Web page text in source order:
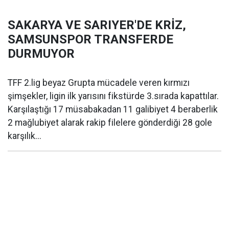
SAKARYA VE SARIYER'DE KRİZ,
SAMSUNSPOR TRANSFERDE
DURMUYOR
TFF 2.lig beyaz Grupta mücadele veren kırmızı
şimşekler, ligin ilk yarısını fikstürde 3.sırada kapattılar.
Karşılaştığı 17 müsabakadan 11 galibiyet 4 beraberlik
2 mağlubiyet alarak rakip filelere gönderdiği 28 gole
karşılık...